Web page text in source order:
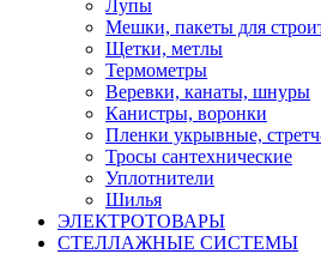
Лупы
Мешки, пакеты для
Щетки, метлы
Термометры
Веревки, канаты, шнуры
Канистры, воронки
Пленки укрывные,
Тросы сантехнические
Уплотнители
Шилья
ЭЛЕКТРОТОВАРЫ
СТЕЛЛАЖНЫЕ СИСТЕМЫ